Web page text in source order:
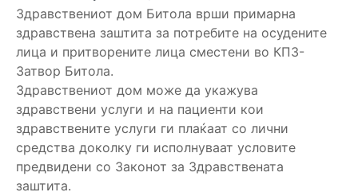
Здравствениот дом Битола врши примарна
здравствена заштита за потребите на осудените
лица и притворените лица сместени во КПЗ-
Затвор Битола.
Здравствениот дом може да укажува
здравствени услуги и на пациенти кои
здравствените услуги ги плаќаат со лични
средства доколку ги исполнуваат условите
предвидени со Законот за Здравствената
заштита.